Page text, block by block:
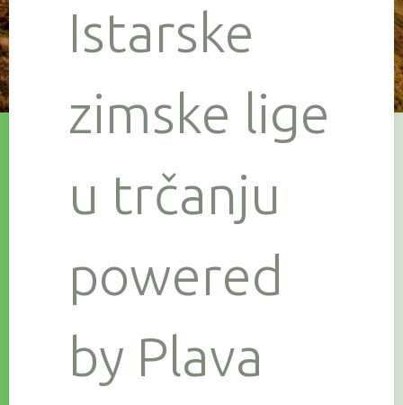
Istarske
zimske lige
u trčanju
powered
by Plava